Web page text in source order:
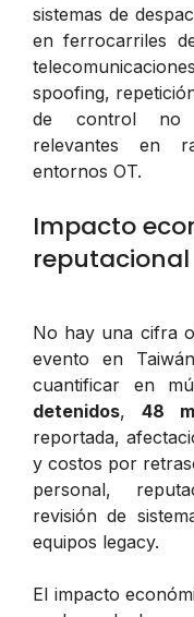
sistemas de
en ferrocarriles
spoofing,
de control no
relevantes en
entornos OT.
Impacto
reputacional
No hay una cifra
evento en
cuantificar en
detenidos, 48
reportada,
y costos por
personal,
revisión de
equipos legacy.
El impacto